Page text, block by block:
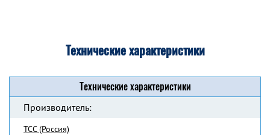
Технические характеристики
Технические характеристики
Производитель:
ТСС (Россия)